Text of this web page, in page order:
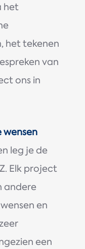
het
het tekenen
van
ons in
wensen
leg je de
Elk project
andere
en
een